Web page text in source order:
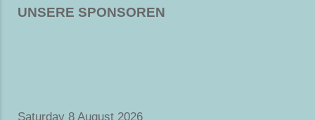
UNSERE SPONSOREN
Saturday 8 August 2026